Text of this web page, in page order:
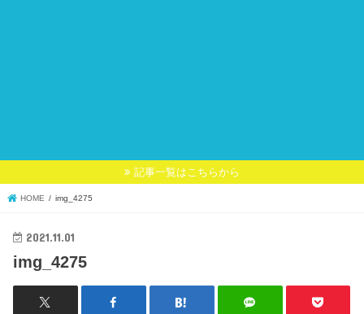
記事一覧はこちらから
HOME img_4275
2021.11.01
img_4275